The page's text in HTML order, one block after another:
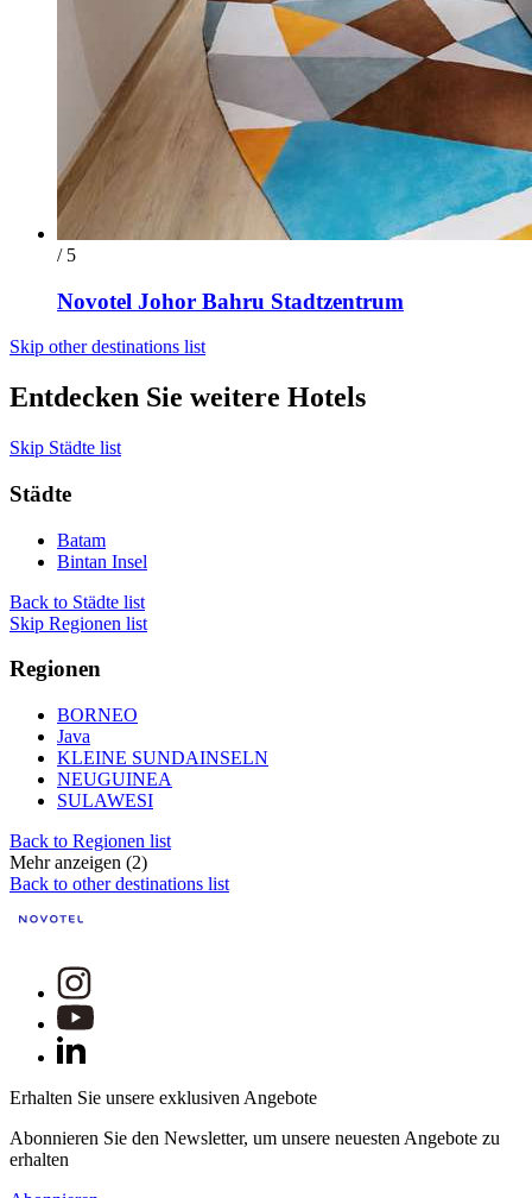
/ 5
Novotel Johor Bahru Stadtzentrum
Skip other destinations list
Entdecken Sie weitere Hotels
Skip Städte list
Städte
Batam
Bintan Insel
Back to Städte list
Skip Regionen list
Regionen
BORNEO
Java
KLEINE SUNDAINSELN
NEUGUINEA
SULAWESI
Back to Regionen list
Mehr anzeigen (2)
Back to other destinations list
Erhalten Sie unsere exklusiven Angebote
Abonnieren Sie den Newsletter, um unsere neuesten Angebote zu
erhalten